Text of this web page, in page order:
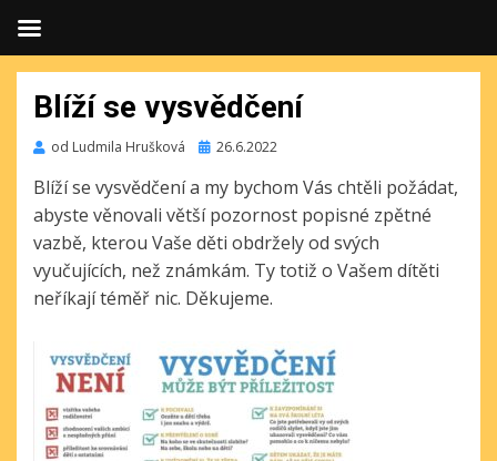
Blíží se vysvědčení
od Ludmila Hrušková Publikováno
26.6.2022
Blíží se vysvědčení a my bychom Vás chtěli požádat,
abyste věnovali větší pozornost popisné zpětné
vazbě, kterou Vaše děti obdržely od svých
vyučujících, než známkám. Ty totiž o Vašem dítěti
neříkají téměř nic. Děkujeme.